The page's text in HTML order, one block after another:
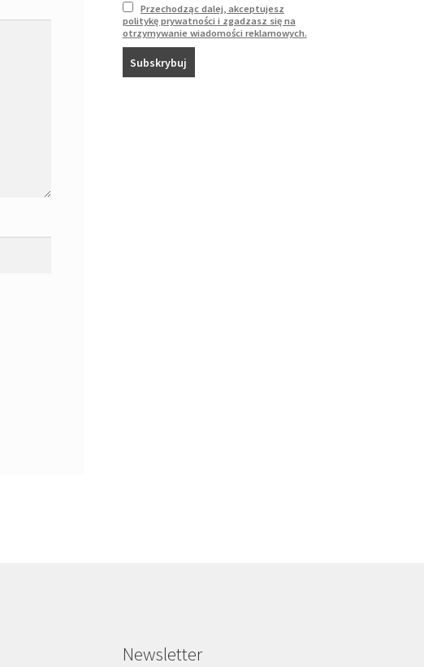
Przechodząc dalej, akceptujesz
politykę prywatności i zgadzasz się na
otrzymywanie wiadomości reklamowych.
Newsletter